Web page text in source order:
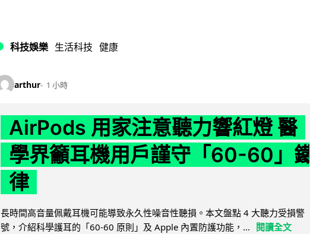
科技娛樂 生活科技 健康
arthur 1 小時
AirPods 用家注意聽力響紅燈 醫
學界籲耳機用戶謹守「60-60」鐵
律
長時間高音量佩戴耳機可能導致永久性噪音性聽損。本文盤點 4 大聽力受損警
號，介紹科學護耳的「60-60 原則」及 Apple 內置防護功能，...
閱讀全文